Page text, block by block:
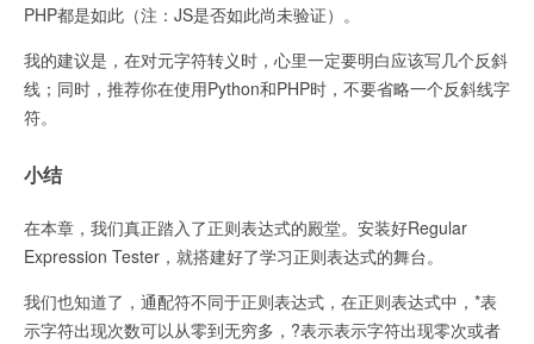
PHP都是如此（注：JS是否如此尚未验证）。
我的建议是，在对元字符转义时，心里一定要明白应该写几个反斜
线；同时，推荐你在使用Python和PHP时，不要省略一个反斜线字
符。
小结
在本章，我们真正踏入了正则表达式的殿堂。安装好Regular
Expression Tester，就搭建好了学习正则表达式的舞台。
我们也知道了，通配符不同于正则表达式，在正则表达式中，*表
示字符出现次数可以从零到无穷多，?表示表示字符出现零次或者